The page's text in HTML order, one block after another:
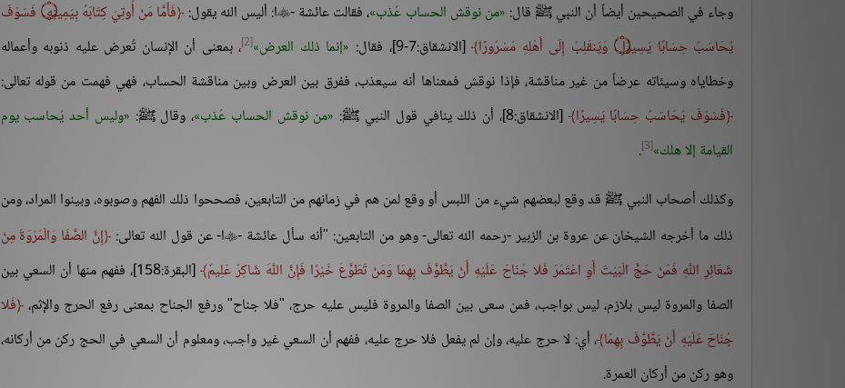
وجاء في الصحيحين أيضاً أن النبي ﷺ قال: من نوقش الحساب عُذب ، فقالت عائشة -ا: أليس الله يقول: فَأَمَّا مَنْ أُوتِيَ كِتَابَهُ بِيَمِينِهِ۝ فَسَوْفَ
يُحَاسَبُ حِسَابًا يَسِيرًا۝ وَيَنقَلِبُ إِلَى أَهْلِهِ مَسْرُورًا [الانشقاق:7-9]، فقال: إنما ذلك العرض [2] ، بمعنى أن الإنسان تُعرض عليه ذنوبه وأعماله
وخطاياه وسيئاته عرضاً من غير مناقشة، فإذا نوقش فمعناها أنه سيعذب، ففرق بين العرض وبين مناقشة الحساب، فهي فهمت من قوله تعالى:
فَسَوْفَ يُحَاسَبُ حِسَابًا يَسِيرًا [الانشقاق:8]، أن ذلك ينافي قول النبي ﷺ: من نوقش الحساب عُذب ، وقال ﷺ: وليس أحد يُحاسب يوم
القيامة إلا هلك [3]
.
وكذلك أصحاب النبي ﷺ قد وقع لبعضهم شيء من اللبس أو وقع لمن هم في زمانهم من التابعين، فصححوا ذلك الفهم وصوبوه، وبينوا المراد، ومن
ذلك ما أخرجه الشيخان عن عروة بن الزبير -رحمه الله تعالى- وهو من التابعين: "أنه سأل عائشة -ا- عن قول الله تعالى: إِنَّ الصَّفَا وَالْمَرْوَةَ مِنْ
شَعَائِرِ اللَّهِ فَمَنْ حَجَّ الْبَيْتَ أَوِ اعْتَمَرَ فَلا جُنَاحَ عَلَيْهِ أَنْ يَطَّوَّفَ بِهِمَا وَمَنْ تَطَوَّعَ خَيْرًا فَإِنَّ اللَّهَ شَاكِرٌ عَلِيمٌ
[البقرة:158]، ففهم منها أن السعي بين
الصفا والمروة ليس بلازم، ليس بواجب، فمن سعى بين الصفا والمروة فليس عليه حرج، "فلا جناح" ورفع الجناح بمعنى رفع الحرج والإثم، فَلا
جُنَاحَ عَلَيْهِ أَنْ يَطَّوَّفَ بِهِمَا ، أي: لا حرج عليه، وإن لم يفعل فلا حرج عليه، ففهم أن السعي غير واجب، ومعلوم أن السعي في الحج ركن من أركانه،
وهو ركن من أركان العمرة.